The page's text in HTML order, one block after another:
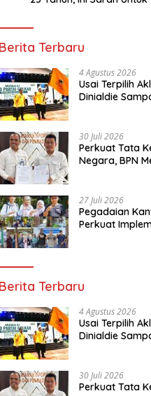
Berita Terbaru
4 Agustus 2026
Usai Terpilih
Dinialdie
30 Juli 2026
Perkuat Tata
Negara, BPN
27 Juli 2026
Pegadaian
Perkuat
Berita Terbaru
4 Agustus 2026
Usai Terpilih
Dinialdie
30 Juli 2026
Perkuat Tata